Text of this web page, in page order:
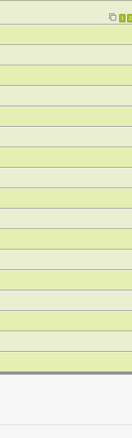
1 2